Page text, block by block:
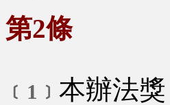
第2條
﹝1﹞ 本辦法